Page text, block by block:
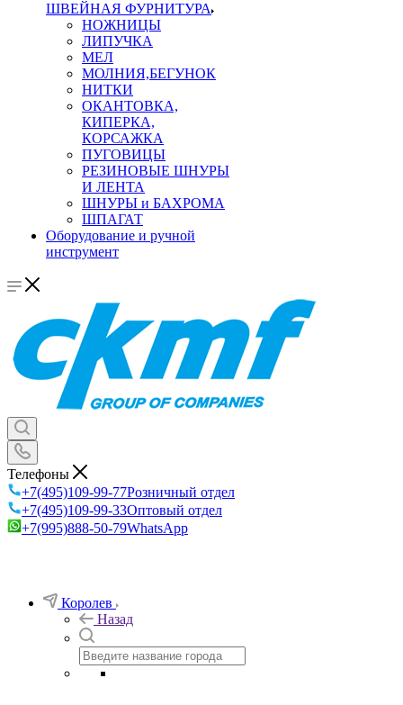
ШВЕЙНАЯ ФУРНИТУРА
НОЖНИЦЫ
ЛИПУЧКА
МЕЛ
МОЛНИЯ,БЕГУНОК
НИТКИ
ОКАНТОВКА,
КИПЕРКА,
КОРСАЖКА
ПУГОВИЦЫ
РЕЗИНОВЫЕ ШНУРЫ
И ЛЕНТА
ШНУРЫ и БАХРОМА
ШПАГАТ
Оборудование и ручной
инструмент
Телефоны
+7(495)109-99-77Розничный отдел
+7(495)109-99-33Оптовый отдел
+7(995)888-50-79WhatsApp
Королев
Назад